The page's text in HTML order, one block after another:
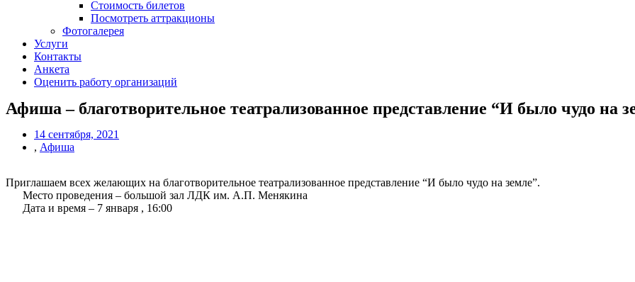
Стоимость билетов
Посмотреть аттракционы
Фотогалерея
Услуги
Контакты
Анкета
Оценить работу организаций
Афиша – благотворительное театрализованное представление “И было чудо на
14 сентября, 2021
, Афиша
Приглашаем всех желающих на благотворительное театрализованное представление “И было чудо на земле”.
Место проведения – большой зал ЛДК им. А.П. Менякина
Дата и время – 7 января , 16:00